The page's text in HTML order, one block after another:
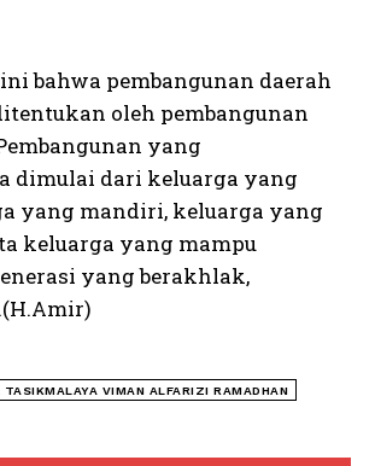
bahwa pembangunan daerah
oleh pembangunan
yang
dimulai dari keluarga yang
yang mandiri, keluarga yang
keluarga yang mampu
yang berakhlak,
VIMAN ALFARIZI RAMADHAN